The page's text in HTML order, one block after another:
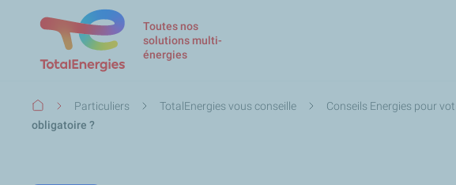
Toutes nos
solutions multi-
énergies
Fil
d'Ariane
Particuliers TotalEnergies vous conseille Conseils Energies pour
obligatoire ?